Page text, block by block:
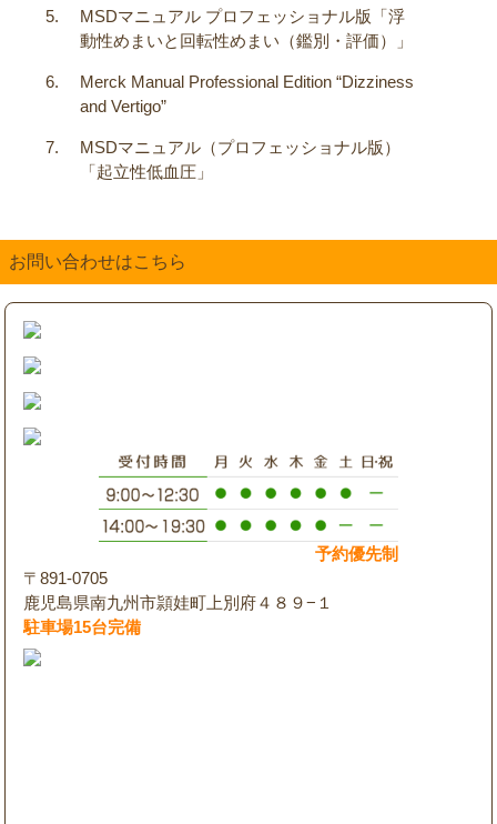
MSDマニュアル プロフェッショナル版「浮
動性めまいと回転性めまい（鑑別・評価）」
Merck Manual Professional Edition “Dizziness
and Vertigo”
MSDマニュアル（プロフェッショナル版）
「起立性低血圧」
お問い合わせはこちら
予約優先制
〒891-0705
鹿児島県南九州市頴娃町上別府４８９−１
駐車場15台完備